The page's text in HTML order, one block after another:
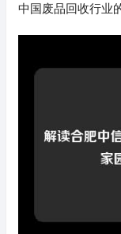
中国废品回收行业